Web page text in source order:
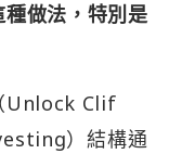
做法，特別是
Unlock Clif
）結構通